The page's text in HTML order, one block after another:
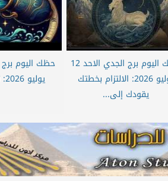
حظك اليوم برج الجدي الاحد 12
يوليو 2026: الالتزام بخطتك
يقودك إلى...
يوليو 2026: تقبل التغيير